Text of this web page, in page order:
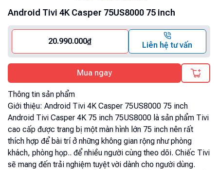
Android Tivi 4K Casper 75US8000 75 inch
20.990.000₫ Liên hệ tư vấn
Mua ngay
Thông tin sản phẩm
Giới thiệu: Android Tivi 4K Casper 75US8000 75 inch
Android Tivi Casper 4K 75 inch 75US8000 là sản phẩm Tivi
cao cấp được trang bị một màn hình lớn 75 inch nên rất
thích hợp để bài trí ở những không gian rộng như phòng
khách, phòng họp.. để nhiều người cùng theo dõi. Chiếc Tivi
sẽ mang đến trải nghiệm tuyệt vời dành cho người dùng.